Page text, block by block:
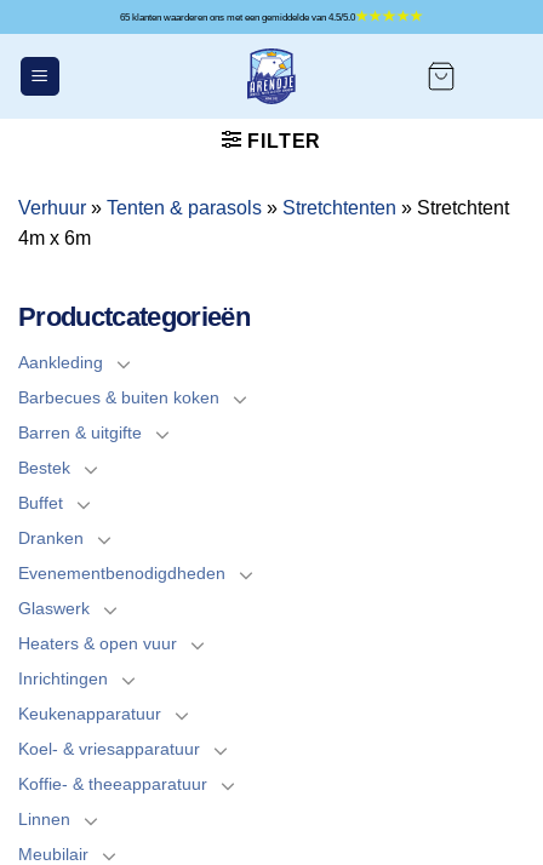
inhoud
65 klanten waarderen ons met een gemiddelde van 4.5/5.0
FILTER
Verhuur » Tenten & parasols » Stretchtenten » Stretchtent
4m x 6m
Productcategorieën
Aankleding
Barbecues & buiten koken
Barren & uitgifte
Bestek
Buffet
Dranken
Evenementbenodigdheden
Glaswerk
Heaters & open vuur
Inrichtingen
Keukenapparatuur
Koel- & vriesapparatuur
Koffie- & theeapparatuur
Linnen
Meubilair